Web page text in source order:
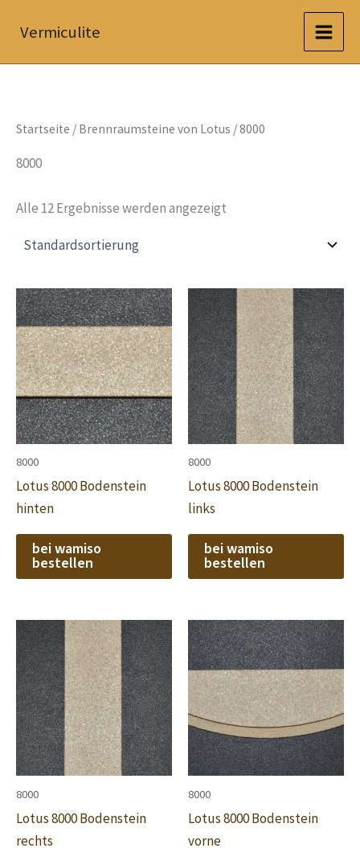
InhaltVermiculite
Startseite / Brennraumsteine von Lotus / 8000
8000
Alle 12 Ergebnisse werden angezeigt
8000
Lotus 8000 Bodenstein
hinten
bei wamiso
bestellen
8000
Lotus 8000 Bodenstein
links
bei wamiso
bestellen
8000
Lotus 8000 Bodenstein
rechts
8000
Lotus 8000 Bodenstein
vorne